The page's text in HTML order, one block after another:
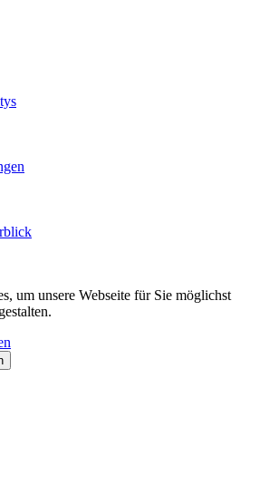
um unsere Webseite für Sie möglichst